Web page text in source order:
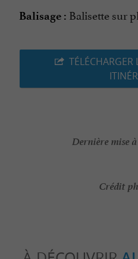
Balisage : Balisette sur
TÉLÉCHARGER
Dernière mise
Crédit